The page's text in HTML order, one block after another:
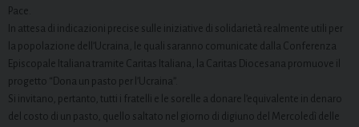
Pace.
In attesa di indicazioni precise sulle iniziative di solidarietà realmente utili per
la popolazione dell’Ucraina, le quali saranno comunicate dalla Conferenza
Episcopale Italiana tramite Caritas Italiana, la Caritas Diocesana promuove il
progetto “Dona un pasto per l’Ucraina”.
Si invitano, pertanto, tutti i fratelli e le sorelle a donare l’equivalente in denaro
del costo di un pasto, quello saltato nel giorno di digiuno del Mercoledì delle